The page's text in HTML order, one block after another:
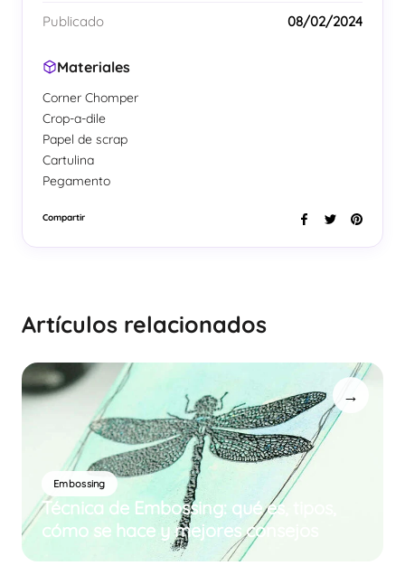
Publicado 08/02/2024
Materiales
Corner Chomper
Crop-a-dile
Papel de scrap
Cartulina
Pegamento
Compartir
Artículos relacionados
→
Embossing
Técnica de Embossing: qué es, tipos,
cómo se hace y mejores consejos